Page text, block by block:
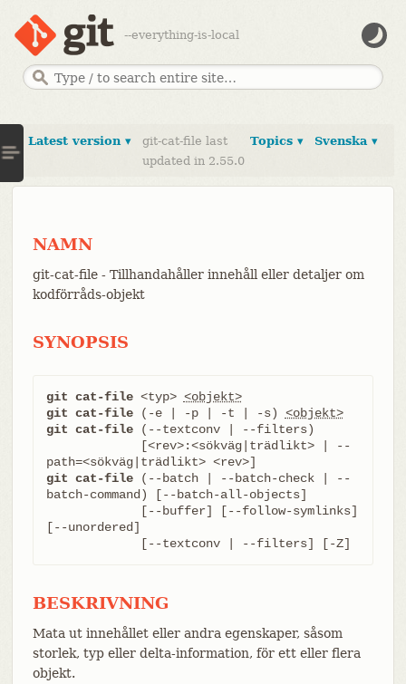
--everything-is-local
Svenska ▾
Topics ▾
Latest version ▾
git-cat-file last
updated in 2.55.0
NAMN
git-cat-file - Tillhandahåller innehåll eller detaljer om
kodförråds-objekt
SYNOPSIS
git cat-file <typ> <objekt>
git cat-file (-e | -p | -t | -s) <objekt>
git cat-file (--textconv | --filters)
git cat-file (--batch | --batch-check | --
batch-command) [--batch-all-objects]
[--unordered]
	     [--textconv | --filters] [-Z]
BESKRIVNING
Mata ut innehållet eller andra egenskaper, såsom
storlek, typ eller delta-information, för ett eller flera
objekt.